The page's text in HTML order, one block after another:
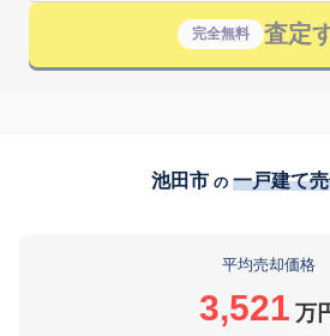
完全無料 査定
池田市 の 一戸建て
平均売却価格
3,521 万